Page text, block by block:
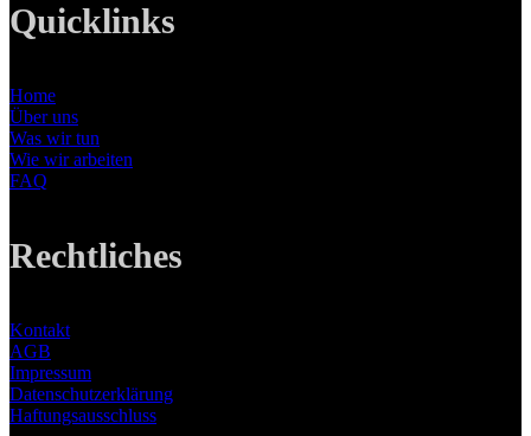
Quicklinks
Home
Über uns
Was wir tun
Wie wir arbeiten
FAQ
Rechtliches
Kontakt
AGB
Impressum
Datenschutzerklärung
Haftungsausschluss